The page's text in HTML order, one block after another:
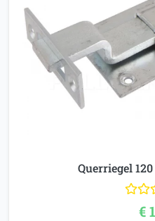
Querriegel
€